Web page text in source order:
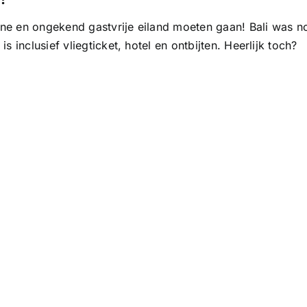
en ongekend gastvrije eiland moeten gaan! Bali was
inclusief vliegticket, hotel en ontbijten. Heerlijk toch?